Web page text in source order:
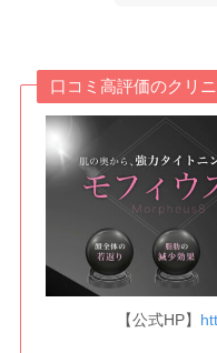
口コミ高評価のクリ
【公式HP】